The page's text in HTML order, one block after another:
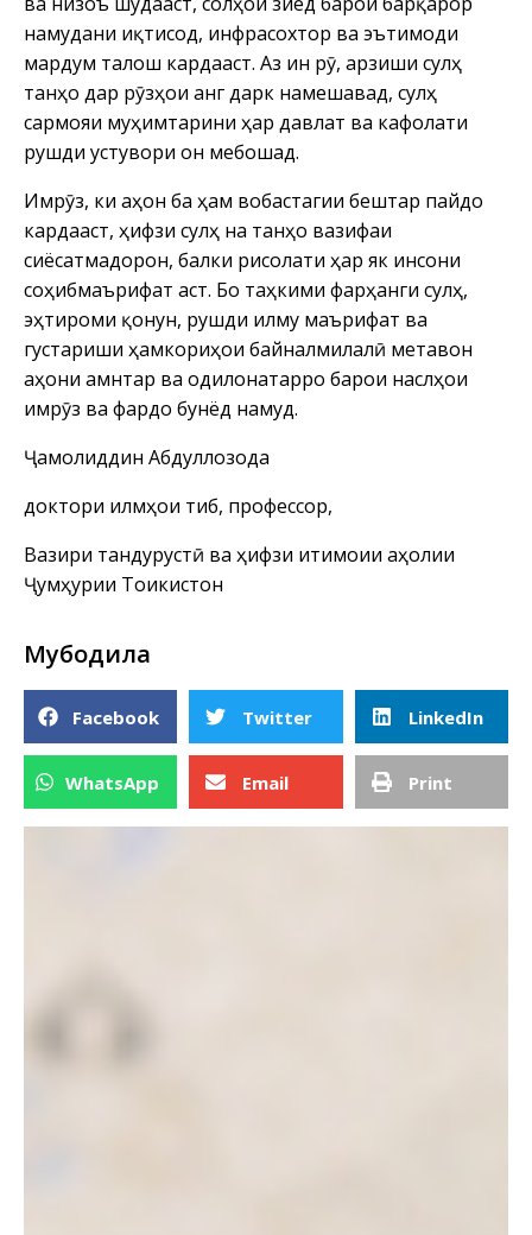
намудани иқтисод, инфрасохтор ва эътимоди
мардум талош кардааст. Аз ин рӯ, арзиши сулҳ
танҳо дар рӯзҳои ҷанг дарк намешавад, сулҳ
сармояи муҳимтарини ҳар давлат ва кафолати
рушди устувори он мебошад.
Имрӯз, ки ҷаҳон ба ҳам вобастагии бештар пайдо
кардааст, ҳифзи сулҳ на танҳо вазифаи
сиёсатмадорон, балки рисолати ҳар як инсони
соҳибмаърифат аст. Бо таҳкими фарҳанги сулҳ,
эҳтироми қонун, рушди илму маърифат ва
густариши ҳамкориҳои байналмилалӣ метавон
ҷаҳони амнтар ва одилонатарро барои наслҳои
имрӯз ва фардо бунёд намуд.
Ҷамолиддин Абдуллозода
доктори илмҳои тиб, профессор,
Вазири тандурустӣ ва ҳифзи иҷтимоии аҳолии
Ҷумҳурии Тоҷикистон
Мубодила
Facebook Twitter LinkedIn
WhatsApp Email Print